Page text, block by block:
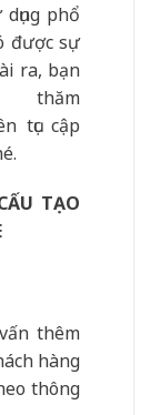
phổ
được sự
ra, bạn
tục cập
TẠO
thêm
hàng
thông